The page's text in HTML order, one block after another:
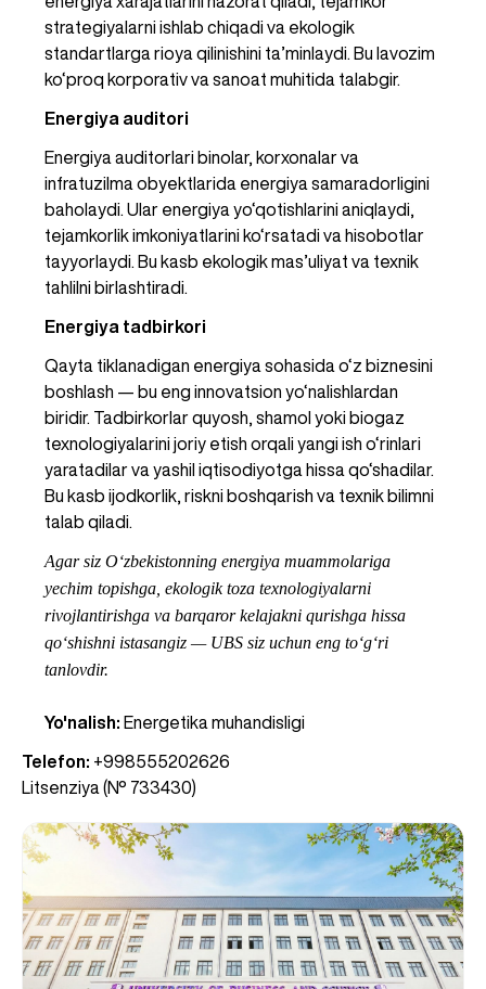
strategiyalarni ishlab chiqadi va ekologik
standartlarga rioya qilinishini ta’minlaydi. Bu lavozim
ko‘proq korporativ va sanoat muhitida talabgir.
Energiya auditori
Energiya auditorlari binolar, korxonalar va
infratuzilma obyektlarida energiya samaradorligini
baholaydi. Ular energiya yo‘qotishlarini aniqlaydi,
tejamkorlik imkoniyatlarini ko‘rsatadi va hisobotlar
tayyorlaydi. Bu kasb ekologik mas’uliyat va texnik
tahlilni birlashtiradi.
Energiya tadbirkori
Qayta tiklanadigan energiya sohasida o‘z biznesini
boshlash — bu eng innovatsion yo‘nalishlardan
biridir. Tadbirkorlar quyosh, shamol yoki biogaz
texnologiyalarini joriy etish orqali yangi ish o‘rinlari
yaratadilar va yashil iqtisodiyotga hissa qo‘shadilar.
Bu kasb ijodkorlik, riskni boshqarish va texnik bilimni
talab qiladi.
Agar siz O‘zbekistonning energiya muammolariga
yechim topishga, ekologik toza texnologiyalarni
rivojlantirishga va barqaror kelajakni qurishga hissa
qo‘shishni istasangiz — UBS siz uchun eng to‘g‘ri
tanlovdir.
Yo'nalish: Energetika muhandisligi
Telefon: +998555202626
Litsenziya (№ 733430)